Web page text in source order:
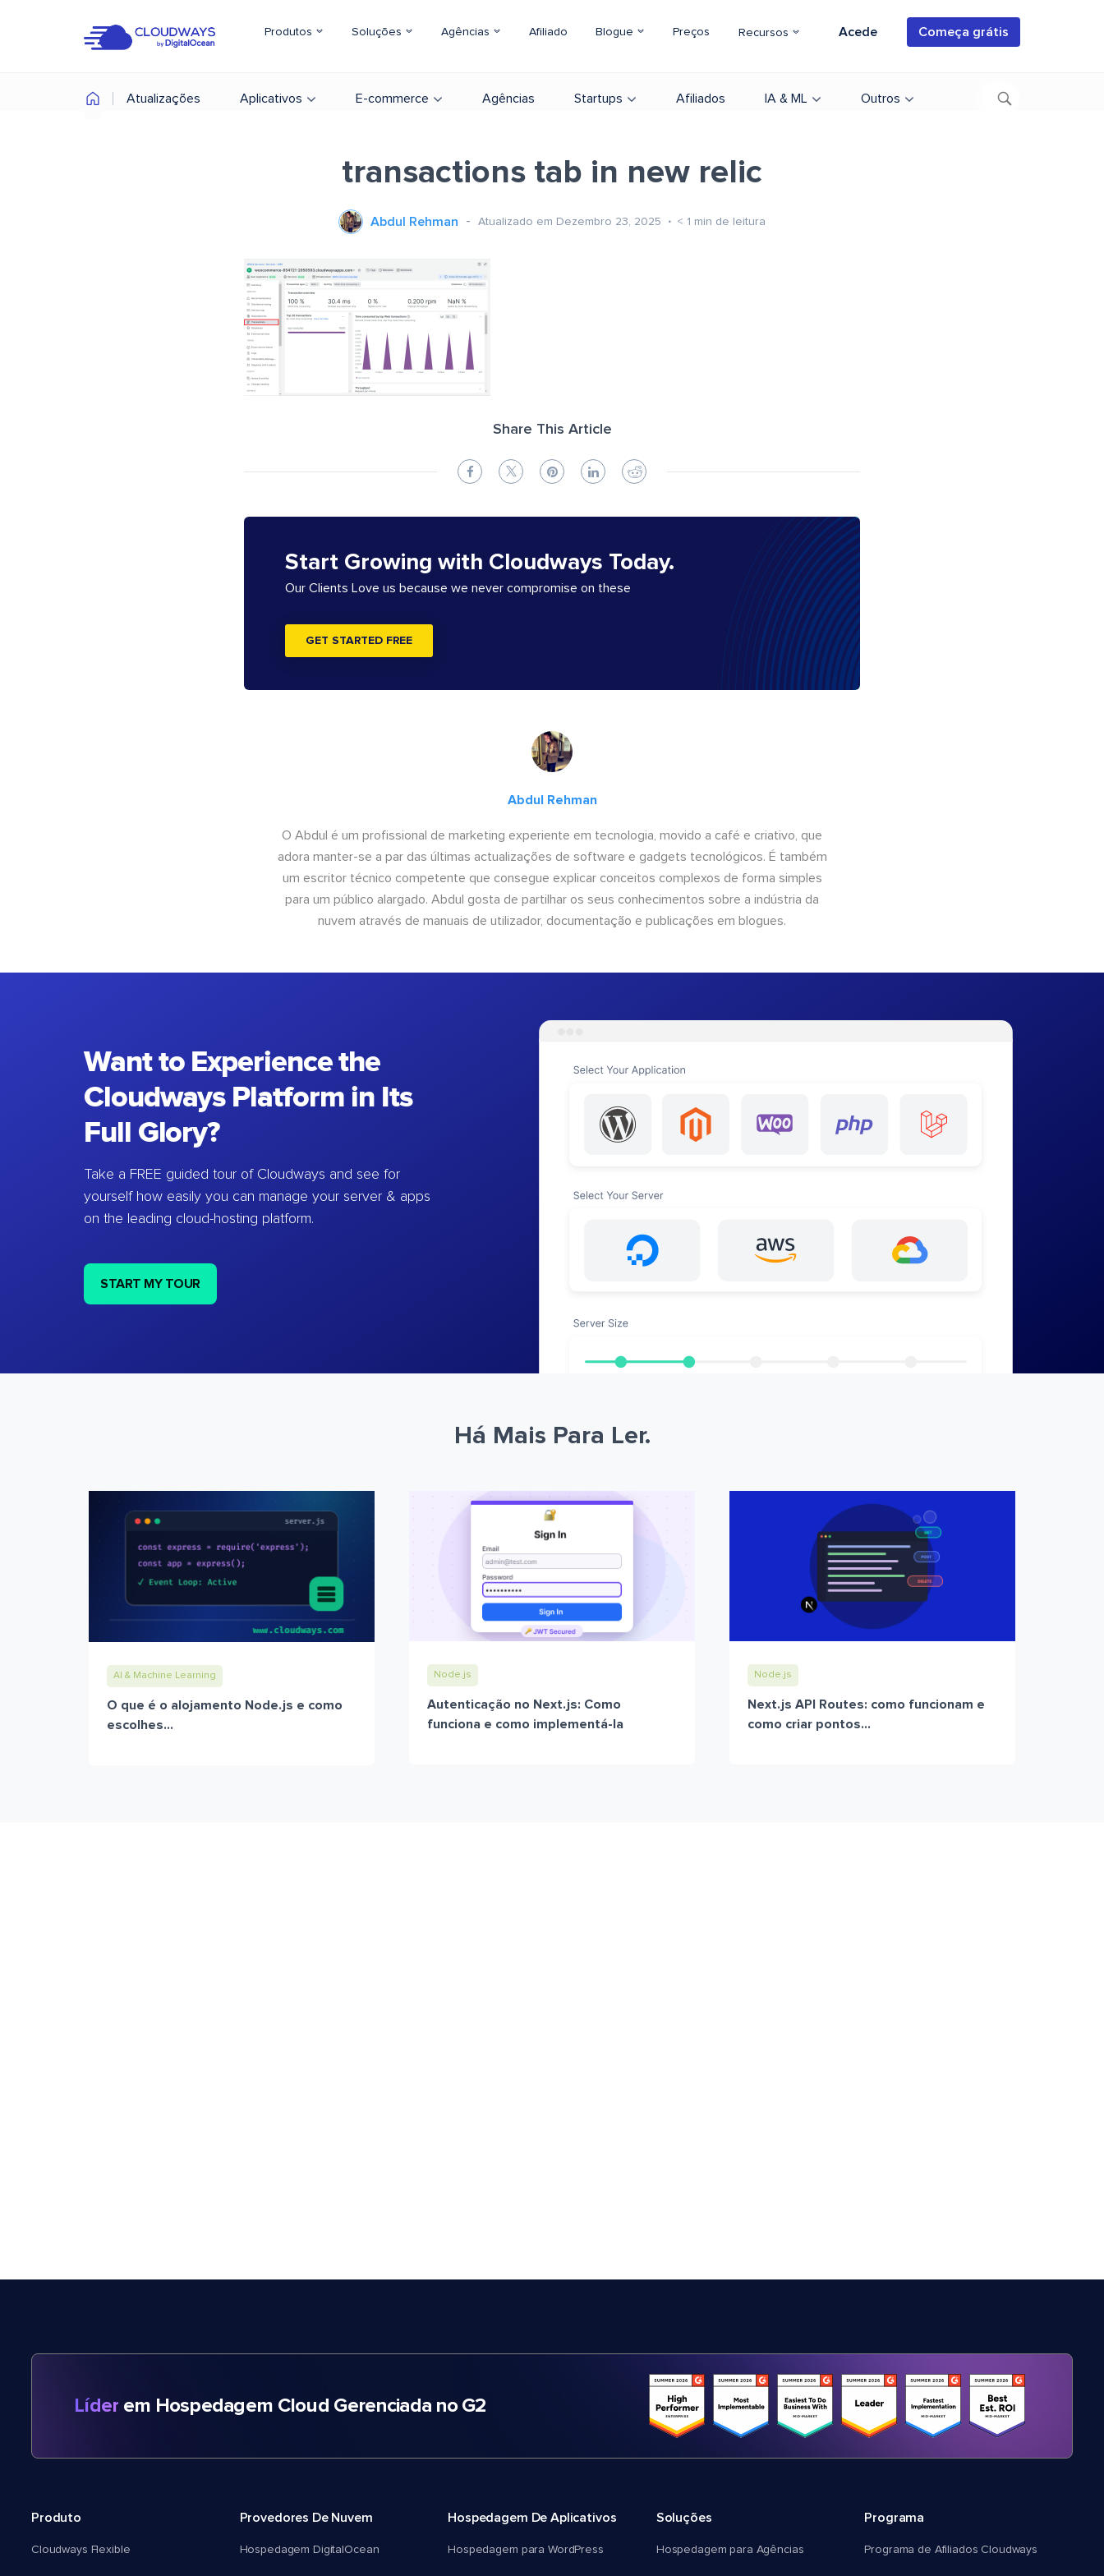
Produtos Soluções Agências Afiliado Blogue Preços Recursos Acede Começa grátis
Atualizações Aplicativos E-commerce Agências Startups Afiliados IA & ML Outros
transactions tab in new relic
Abdul Rehman Atualizado em Dezembro 23, 2025 < 1 min de leitura
Share This Article
Start Growing with Cloudways Today.
Our Clients Love us because we never compromise on these
GET STARTED FREE
Abdul Rehman
O Abdul é um profissional de marketing experiente em tecnologia, movido a café e criativo, que
adora manter-se a par das últimas actualizações de software e gadgets tecnológicos. É também
um escritor técnico competente que consegue explicar conceitos complexos de forma simples
para um público alargado. Abdul gosta de partilhar os seus conhecimentos sobre a indústria da
nuvem através de manuais de utilizador, documentação e publicações em blogues.
Want to Experience the
Cloudways Platform in Its
Full Glory?
Take a FREE guided tour of Cloudways and see for
yourself how easily you can manage your server & apps
on the leading cloud-hosting platform.
START MY TOUR
Há Mais Para Ler.
AI & Machine Learning
O que é o alojamento Node.js e como
escolhes...
Node.js
Autenticação no Next.js: Como
funciona e como implementá-la
Node.js
Next.js API Routes: como funcionam e
como criar pontos...
Líder em Hospedagem Cloud Gerenciada no G2
Produto
Cloudways Flexible
Provedores De Nuvem
Hospedagem DigitalOcean
Hospedagem De Aplicativos
Hospedagem para WordPress
Soluções
Hospedagem para Agências
Programa
Programa de Afiliados Cloudways